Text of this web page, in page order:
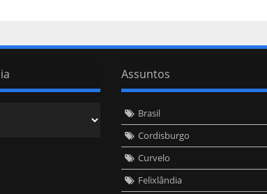
Assuntos
Brasil
Cordisburgo
Curvelo
Felixlândia